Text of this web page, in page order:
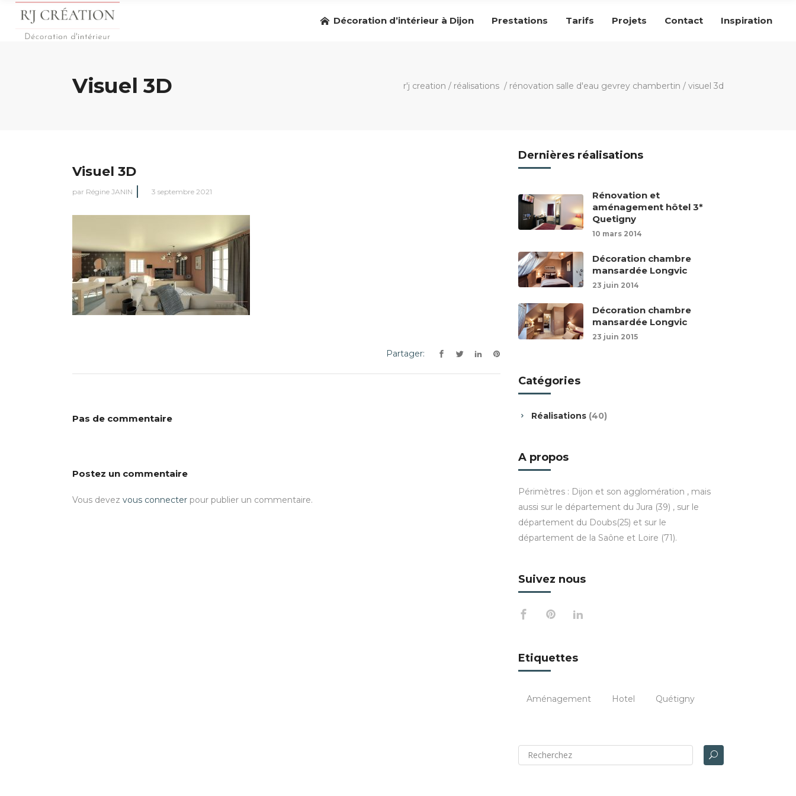
Décoration d’intérieur à Dijon Prestations Tarifs Projets Contact Inspiration
Visuel 3D r'j creation / réalisations / rénovation salle d'eau gevrey chambertin / visuel 3d
Visuel 3D
par Régine JANIN 3 septembre 2021
Partager:
Pas de commentaire
Postez un commentaire
Vous devez vous connecter pour publier un commentaire.
Dernières réalisations
Rénovation et
aménagement hôtel 3*
Quetigny
10 mars 2014
Décoration chambre
mansardée Longvic
23 juin 2014
Décoration chambre
mansardée Longvic
23 juin 2015
Catégories
Réalisations (40)
A propos
Périmètres : Dijon et son agglomération , mais
aussi sur le département du Jura (39) , sur le
département du Doubs(25) et sur le
département de la Saône et Loire (71).
Suivez nous
Etiquettes
Aménagement Hotel Quétigny